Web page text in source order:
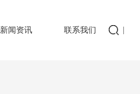
新闻资讯 联系我们